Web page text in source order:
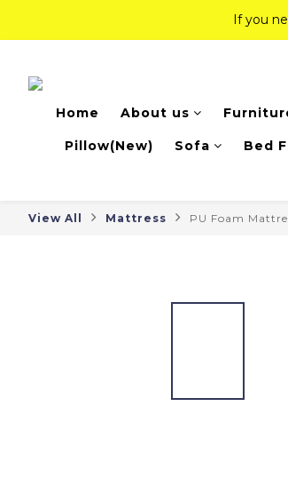
If you
If you
Top-Tier
If you
Home About us
Pillow(New) Sofa Bed
View All Mattress PU Foam